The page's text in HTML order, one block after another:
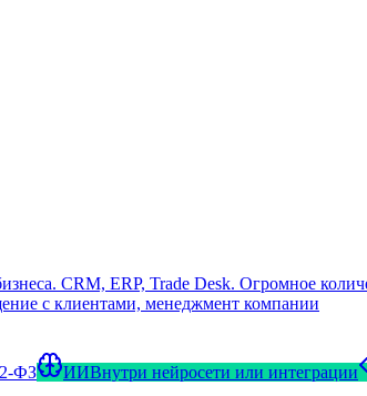
CRM, ERP, Trade Desk. Огромное
с клиентами, менеджмент компании
ФЗ ИИВнутри нейросети или интеграции